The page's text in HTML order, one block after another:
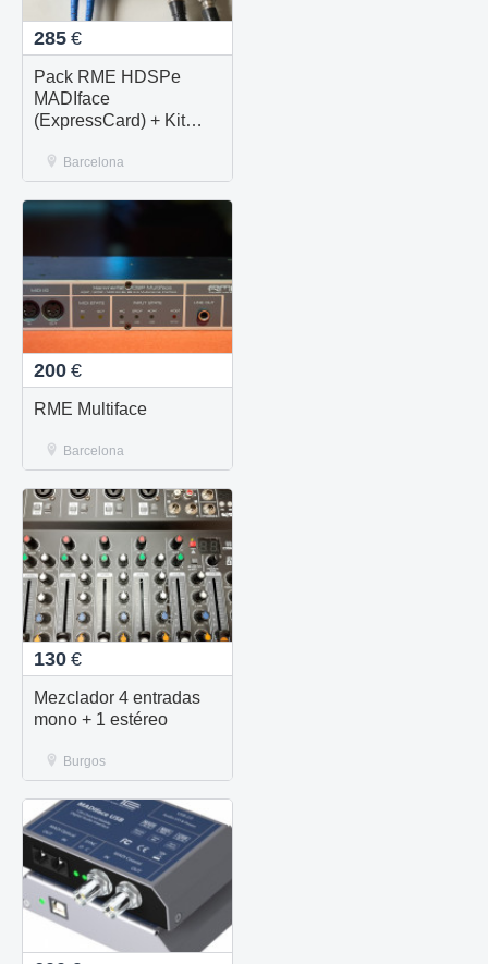
285 €
Pack RME HDSPe
MADIface
(ExpressCard) + Kit
MADIBarcelona
200 €
RME Multiface
Barcelona
130 €
Mezclador 4 entradas
mono + 1 estéreo
Burgos